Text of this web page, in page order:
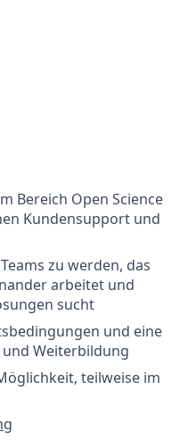
Bereich Open Science
Kundensupport und
zu werden, das
arbeitet und
sucht
und eine
Weiterbildung
teilweise im